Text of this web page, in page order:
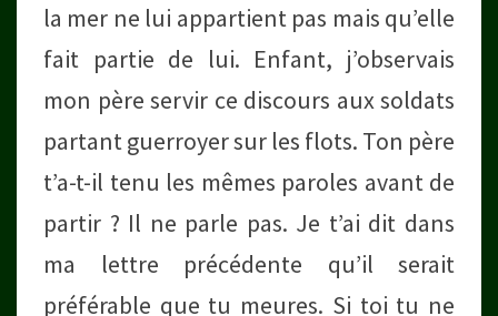
la mer ne lui appartient pas mais qu’elle
fait partie de lui. Enfant, j’observais
mon père servir ce discours aux soldats
partant guerroyer sur les flots. Ton père
t’a-t-il tenu les mêmes paroles avant de
partir ? Il ne parle pas. Je t’ai dit dans
ma lettre précédente qu’il serait
préférable que tu meures. Si toi tu ne